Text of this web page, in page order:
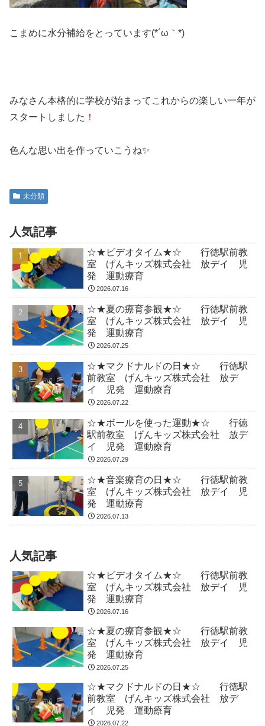
こまめに水分補給をとっています(*´ω｀*)
みなさん本格的に学校が始まってこれからの楽しい一年が
スタートしました ！
色んな思い出を作っていこうね✨
未分類
人気記事
☆★ビデオタイム★☆ 行徳駅前教
室 げんキッズ株式会社 放デイ 児
発 運動療育
2026.07.16
☆★夏の療育参観★☆ 行徳駅前教
室 げんキッズ株式会社 放デイ 児
発 運動療育
2026.07.25
☆★マクドナルドの日★☆ 行徳駅
前教室 げんキッズ株式会社 放デ
イ 児発 運動療育
2026.07.22
☆★ボールを使った運動★☆ 行徳
駅前教室 げんキッズ株式会社 放デ
イ 児発 運動療育
2026.07.29
☆★音楽療育の日★☆ 行徳駅前教
室 げんキッズ株式会社 放デイ 児
発 運動療育
2026.07.13
人気記事
☆★ビデオタイム★☆ 行徳駅前教
室 げんキッズ株式会社 放デイ 児
発 運動療育
2026.07.16
☆★夏の療育参観★☆ 行徳駅前教
室 げんキッズ株式会社 放デイ 児
発 運動療育
2026.07.25
☆★マクドナルドの日★☆ 行徳駅
前教室 げんキッズ株式会社 放デ
イ 児発 運動療育
2026.07.22